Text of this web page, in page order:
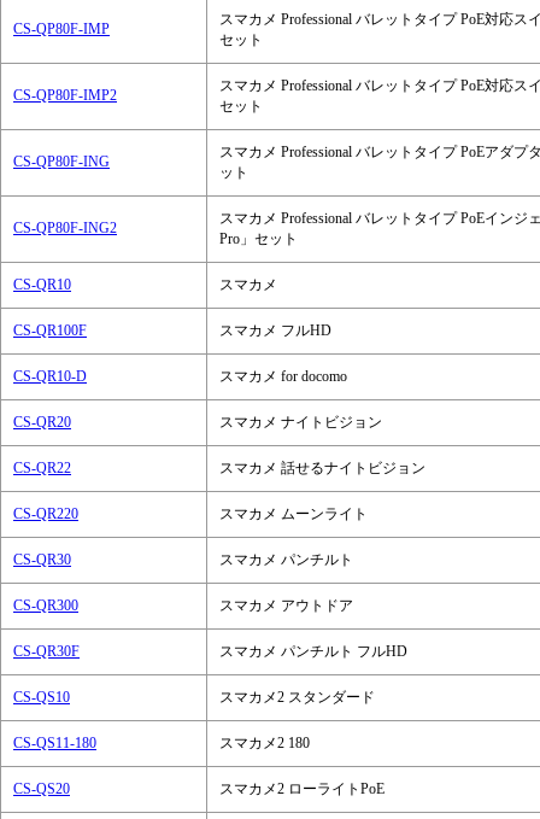
CS-QP80F-IMP
スマカメ Professional バレットタイプ PoE対応
セット
CS-QP80F-IMP2
スマカメ Professional バレットタイプ PoE対応
セット
CS-QP80F-ING
スマカメ Professional バレットタイプ PoEアダ
ット
CS-QP80F-ING2
スマカメ Professional バレットタイプ PoEイン
Pro」セット
CS-QR10 スマカメ
CS-QR100F スマカメ フルHD
CS-QR10-D スマカメ for docomo
CS-QR20 スマカメ ナイトビジョン
CS-QR22 スマカメ 話せるナイトビジョン
CS-QR220 スマカメ ムーンライト
CS-QR30 スマカメ パンチルト
CS-QR300 スマカメ アウトドア
CS-QR30F スマカメ パンチルト フルHD
CS-QS10 スマカメ2 スタンダード
CS-QS11-180 スマカメ2 180
CS-QS20 スマカメ2 ローライトPoE